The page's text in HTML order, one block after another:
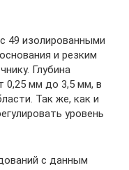
49 изолированными
и резким
Глубина
0,25 мм до 3,5 мм, в
Так же, как и
уровень
с данным